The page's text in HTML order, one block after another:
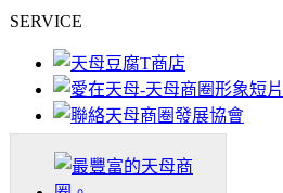
SERVICE